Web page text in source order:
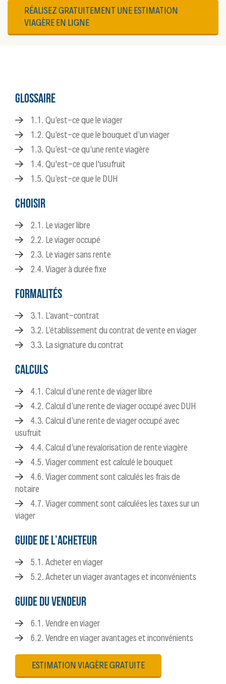
RÉALISEZ GRATUITEMENT UNE ESTIMATION
VIAGÈRE EN LIGNE
GLOSSAIRE
1.1. Qu’est-ce que le viager
1.2. Qu’est-ce que le bouquet d’un viager
1.3. Qu’est-ce qu’une rente viagère
1.4. Qu'est-ce que l'usufruit
1.5. Qu’est-ce que le DUH
CHOISIR
2.1. Le viager libre
2.2. Le viager occupé
2.3. Le viager sans rente
2.4. Viager à durée fixe
FORMALITÉS
3.1. L’avant-contrat
3.2. L’établissement du contrat de vente en viager
3.3. La signature du contrat
CALCULS
4.1. Calcul d’une rente de viager libre
4.2. Calcul d’une rente de viager occupé avec DUH
4.3. Calcul d’une rente de viager occupé avec
usufruit
4.4. Calcul d’une revalorisation de rente viagère
4.5. Viager comment est calculé le bouquet
4.6. Viager comment sont calculés les frais de
notaire
4.7. Viager comment sont calculées les taxes sur un
viager
GUIDE DE L’ACHETEUR
5.1. Acheter en viager
5.2. Acheter un viager avantages et inconvénients
GUIDE DU VENDEUR
6.1. Vendre en viager
6.2. Vendre en viager avantages et inconvénients
ESTIMATION VIAGÈRE GRATUITE